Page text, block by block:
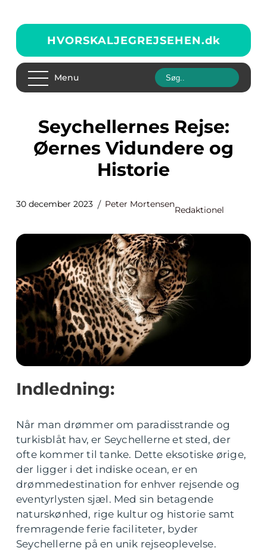
HVORSKALJEGREJSEHEN.dk
Menu
Seychellernes Rejse:
Øernes Vidundere og
Historie
30 december 2023 Peter Mortensen
Redaktionel
Indledning:
Når man drømmer om paradisstrande og
turkisblåt hav, er Seychellerne et sted, der
ofte kommer til tanke. Dette eksotiske ørige,
der ligger i det indiske ocean, er en
drømmedestination for enhver rejsende og
eventyrlysten sjæl. Med sin betagende
naturskønhed, rige kultur og historie samt
fremragende ferie faciliteter, byder
Seychellerne på en unik rejseoplevelse.